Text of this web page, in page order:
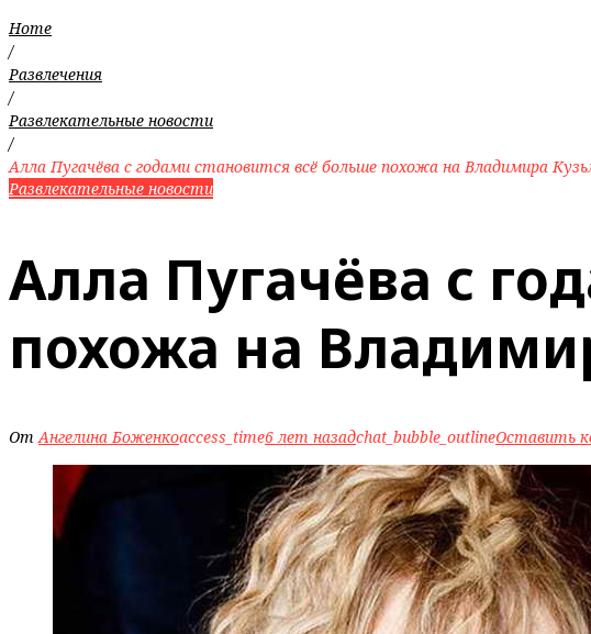
Home
/
Развлечения
/
Развлекательные новости
/
Алла Пугачёва с годами становится всё больше похожа на Владимира
Развлекательные новости
Алла Пугачёва с
похожа на
ОтАнгелина Боженкоaccess_time6 лет назадchat_bubble_outlineОставить